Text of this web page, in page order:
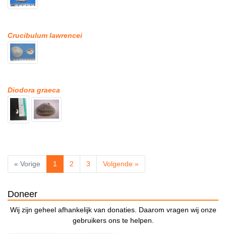
Crucibulum lawrencei
Diodora graeca
« Vorige 1 2 3 Volgende »
Doneer
Wij zijn geheel afhankelijk van donaties. Daarom vragen wij onze
gebruikers ons te helpen.